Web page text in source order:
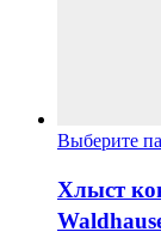
Выберите
Хлыст